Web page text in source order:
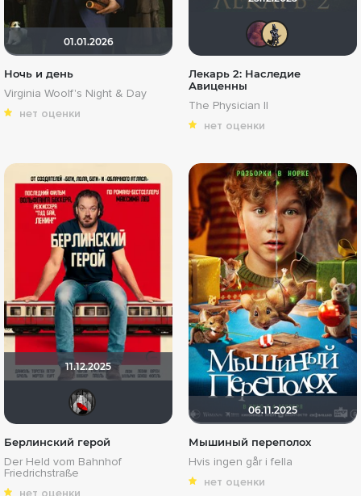
01.01.2026
Ночь и день
Virginia Woolf's Night & Day
нет оценки
Лекарь 2: Наследие
Авиценны
The Physician II
нет оценки
11.12.2025
Мышь Белая
Берлинский герой
Der Held vom Bahnhof
Friedrichstraße
нет оценки
06.11.2025
Мышиный переполох
Hvis ingen går i fella
нет оценки